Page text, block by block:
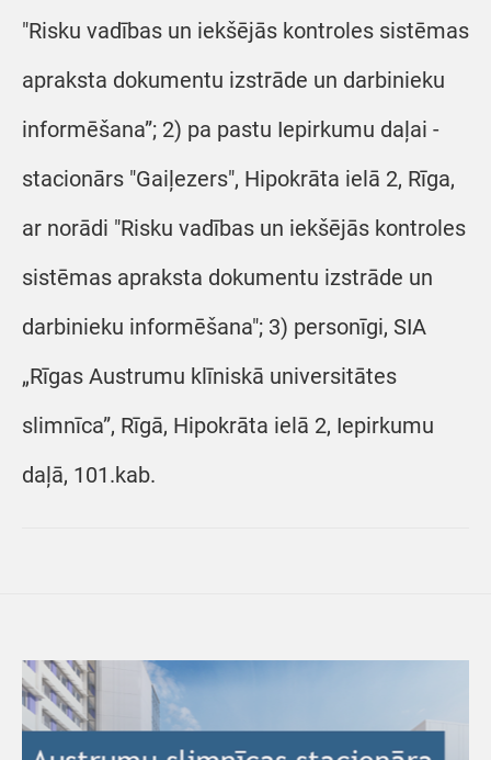
"Risku vadības un iekšējās kontroles sistēmas
apraksta dokumentu izstrāde un darbinieku
informēšana”; 2) pa pastu Iepirkumu daļai -
stacionārs "Gaiļezers", Hipokrāta ielā 2, Rīga,
ar norādi "Risku vadības un iekšējās kontroles
sistēmas apraksta dokumentu izstrāde un
darbinieku informēšana"; 3) personīgi, SIA
„Rīgas Austrumu klīniskā universitātes
slimnīca”, Rīgā, Hipokrāta ielā 2, Iepirkumu
daļā, 101.kab.